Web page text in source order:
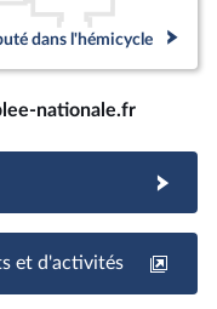
dans l'hémicycle
nationale.fr
et d'activités